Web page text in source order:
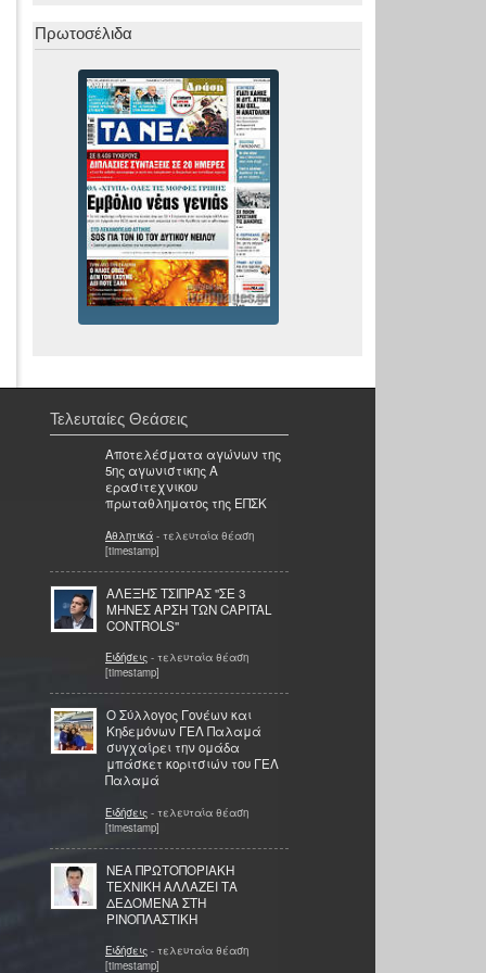
Πρωτοσέλιδα
Τελευταίες Θεάσεις
Αποτελέσματα αγώνων της
5ης αγωνιστικης Α
ερασιτεχνικου
πρωταθληματος της ΕΠΣΚ
Αθλητικά - τελευταία θέαση
[timestamp]
ΑΛΕΞΗΣ ΤΣΙΠΡΑΣ ''ΣΕ 3
ΜΗΝΕΣ ΑΡΣΗ ΤΩΝ CAPITAL
CONTROLS''
Ειδήσεις - τελευταία θέαση
[timestamp]
Ο Σύλλογος Γονέων και
Κηδεμόνων ΓΕΛ Παλαμά
συγχαίρει την ομάδα
μπάσκετ κοριτσιών του ΓΕΛ
Παλαμά
Ειδήσεις - τελευταία θέαση
[timestamp]
ΝΕΑ ΠΡΩΤΟΠΟΡΙΑΚΗ
ΤΕΧΝΙΚΗ ΑΛΛΑΖΕΙ ΤΑ
ΔΕΔΟΜΕΝΑ ΣΤΗ
ΡΙΝΟΠΛΑΣΤΙΚΗ
Ειδήσεις - τελευταία θέαση
[timestamp]